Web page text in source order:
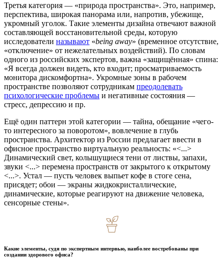
Третья категория — «природа пространства». Это, например,
перспектива, широкая панорама или, напротив, убежище,
укромный уголок. Такие элементы дизайна отвечают важной
составляющей восстановительной среды, которую
исследователи называют «being away» (временное отсутствие,
«отключение» от нежелательных воздействий). По словам
одного из российских экспертов, важна «защищённая» спина:
«Я всегда должен видеть, кто входит; просматриваемость
монитора дискомфортна». Укромные зоны в рабочем
пространстве позволяют сотрудникам преодолевать
психологические проблемы и негативные состояния —
стресс, депрессию и пр.
Ещё один паттерн этой категории — тайна, обещание «чего-
то интересного за поворотом», вовлечение в глубь
пространства. Архитектор из России предлагает ввести в
офисное пространство виртуальную реальность: «<...>
Динамический свет, колышущиеся тени от листвы, запахи,
звуки <...> перемена пространств от закрытого к открытому
<...>. Устал — пусть человек выпьет кофе в стоге сена,
присядет; обои — экраны жидкокристаллические,
динамические, которые реагируют на движение человека,
сенсорные стены».
Какие элементы, судя по экспертным интервью, наиболее востребованы при
создании здорового офиса?